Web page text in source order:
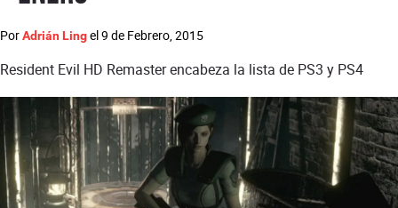
PorAdrián Lingel9 de Febrero, 2015
Resident Evil HD Remaster encabeza la lista de PS3 y PS4